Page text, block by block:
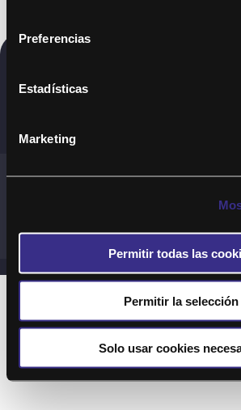
Preferencias
Estadísticas
Marketing
Permitir todas las
Permitir la selección
Solo usar cookies
Copyright © 2020. Todos
Términos y Cond. Generales de uso
Preguntas Frecuentes